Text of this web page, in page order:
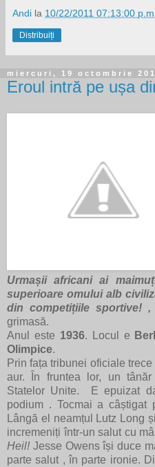
Andi la 10/22/2011 07:13:00
Distribuiți
miercuri, 19 octombrie
Eroul intră pe ușa
Urmașii africani ai
superioare omului alb
din competițiile sportive! ,
grimasă.
Anul este 1936. Locul e
Olimpice.
Prin fața tribunei oficiale
aur. În fruntea lor, un
Statelor Unite. E epuizat
podium . Tocmai a câștigat
Lângă el neamțul Lutz Long
incremeniți într-un salut cu
Heil! Jesse Owens își duce
parte salut , în parte ironie.